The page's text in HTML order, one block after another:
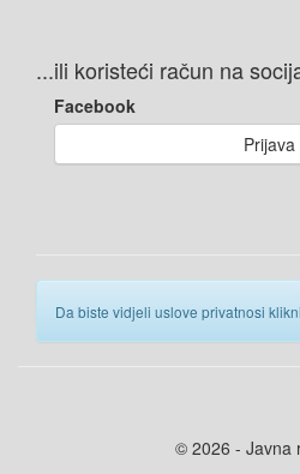
...ili koristeći račun na
Facebook
Prijava
Da biste vidjeli uslove privatnosi
© 2026 - Javna